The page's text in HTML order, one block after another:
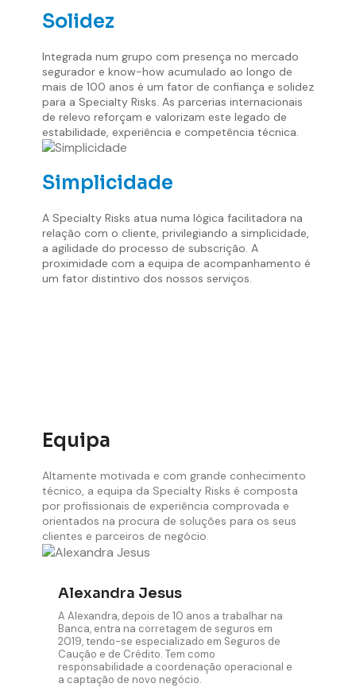
Solidez
Integrada num grupo com presença no mercado
segurador e know-how acumulado ao longo de
mais de 100 anos é um fator de confiança e solidez
para a Specialty Risks. As parcerias internacionais
de relevo reforçam e valorizam este legado de
estabilidade, experiência e competência técnica.
Simplicidade
A Specialty Risks atua numa lógica facilitadora na
relação com o cliente, privilegiando a simplicidade,
a agilidade do processo de subscrição. A
proximidade com a equipa de acompanhamento é
um fator distintivo dos nossos serviços.
Equipa
Altamente motivada e com grande conhecimento
técnico, a equipa da Specialty Risks é composta
por profissionais de experiência comprovada e
orientados na procura de soluções para os seus
clientes e parceiros de negócio.
Alexandra Jesus
A Alexandra, depois de 10 anos a trabalhar na
Banca, entra na corretagem de seguros em
2019, tendo-se especializado em Seguros de
Caução e de Crédito. Tem como
responsabilidade a coordenação operacional e
a captação de novo negócio.